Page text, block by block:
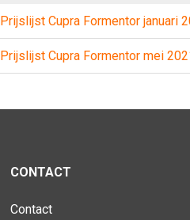
Prijslijst Cupra Formentor januari
Prijslijst Cupra Formentor mei
CONTACT
Contact